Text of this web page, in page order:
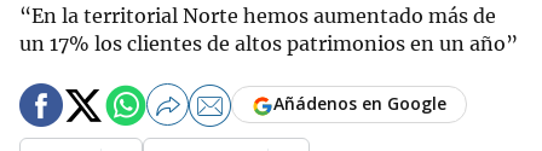
“En la territorial Norte hemos aumentado más de
un 17% los clientes de altos patrimonios en un año”
Añádenos en Google